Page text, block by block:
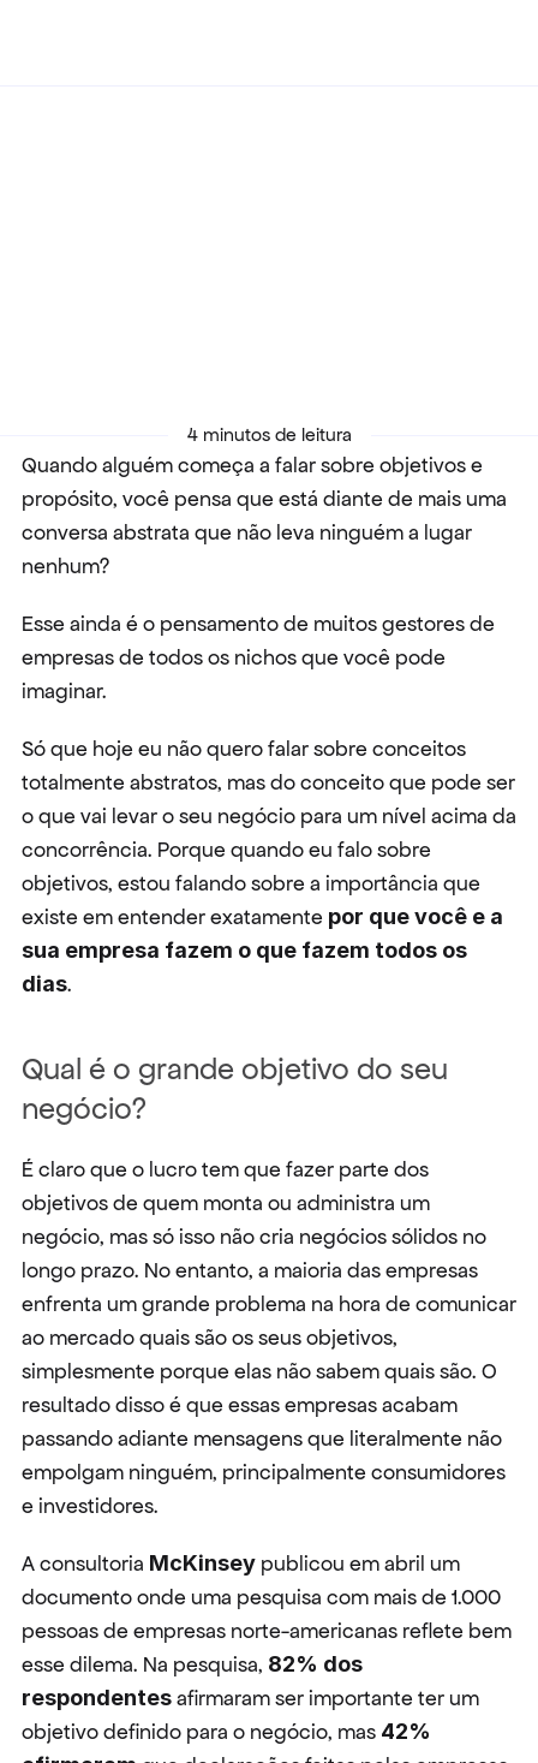
4 minutos de leitura
Quando alguém começa a falar sobre objetivos e
propósito, você pensa que está diante de mais uma
conversa abstrata que não leva ninguém a lugar
nenhum?
Esse ainda é o pensamento de muitos gestores de
empresas de todos os nichos que você pode
imaginar.
Só que hoje eu não quero falar sobre conceitos
totalmente abstratos, mas do conceito que pode ser
o que vai levar o seu negócio para um nível acima da
concorrência. Porque quando eu falo sobre
objetivos, estou falando sobre a importância que
existe em entender exatamente por que você e a
sua empresa fazem o que fazem todos os
dias.
Qual é o grande objetivo do seu
negócio?
É claro que o lucro tem que fazer parte dos
objetivos de quem monta ou administra um
negócio, mas só isso não cria negócios sólidos no
longo prazo. No entanto, a maioria das empresas
enfrenta um grande problema na hora de comunicar
ao mercado quais são os seus objetivos,
simplesmente porque elas não sabem quais são. O
resultado disso é que essas empresas acabam
passando adiante mensagens que literalmente não
empolgam ninguém, principalmente consumidores
e investidores.
A consultoria McKinsey publicou em abril um
documento onde uma pesquisa com mais de 1.000
pessoas de empresas norte-americanas reflete bem
esse dilema. Na pesquisa, 82% dos
respondentes afirmaram ser importante ter um
objetivo definido para o negócio, mas 42%